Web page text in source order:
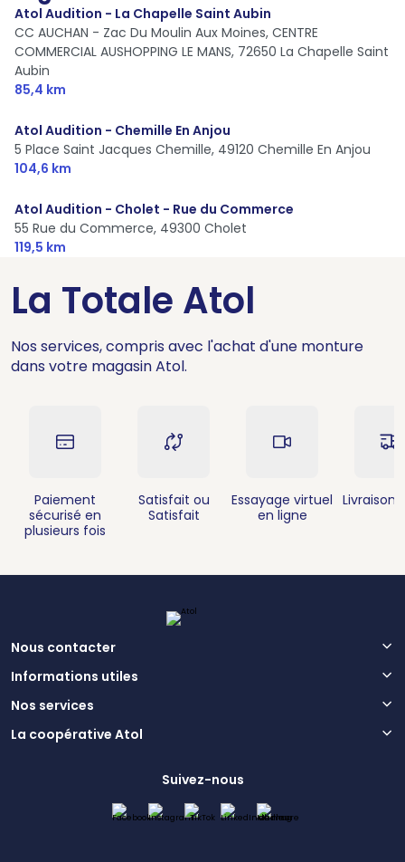
Atol Audition - La Chapelle Saint Aubin
CC AUCHAN - Zac Du Moulin Aux Moines, CENTRE
COMMERCIAL AUSHOPPING LE MANS, 72650 La Chapelle Saint
Aubin
85,4 km
Atol Audition - Chemille En Anjou
5 Place Saint Jacques Chemille, 49120 Chemille En Anjou
104,6 km
Atol Audition - Cholet - Rue du Commerce
55 Rue du Commerce, 49300 Cholet
119,5 km
La Totale Atol
Nos services, compris avec l'achat d'une monture
dans votre magasin Atol.
Paiement
sécurisé en
plusieurs fois
Satisfait ou
Satisfait
Essayage virtuel
en ligne
Livraison
Nous contacter
Informations utiles
Nos services
La coopérative Atol
Suivez-nous